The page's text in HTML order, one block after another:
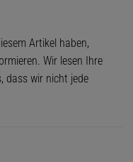
Artikel haben,
Wir lesen Ihre
dass wir nicht jede